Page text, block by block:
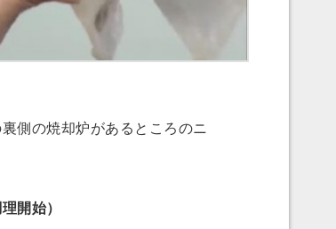
の焼却炉があるところのニ
開始）